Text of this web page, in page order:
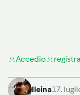
Accedio
Ileina17.